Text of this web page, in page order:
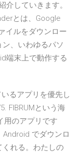
介していきます。
とは、Google
イルをダウンロー
、いわゆるパソ
端末上で動作する
るアプリを優先し
FIBRUMという海
用のアプリです
でダウンロ
れる。わたしの